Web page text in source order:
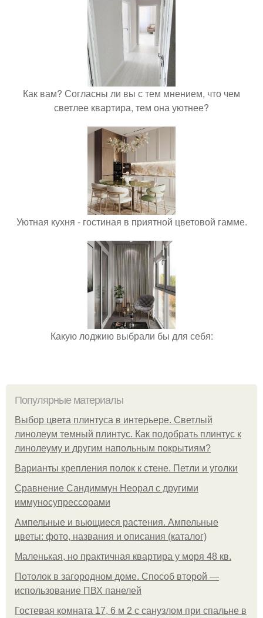
Как вам? Согласны ли вы с тем мнением, что чем
светлее квартира, тем она уютнее?
Уютная кухня - гостиная в приятной цветовой гамме.
Какую лоджию выбрали бы для себя:
Популярные материалы
Выбор цвета плинтуса в интерьере. Светлый
линолеум темный плинтус. Как подобрать плинтус к
линолеуму и другим напольным покрытиям?
Варианты крепления полок к стене. Петли и уголки
Сравнение Сандиммун Неорал с другими
иммуносупрессорами
Ампельные и вьющиеся растения. Ампельные
цветы: фото, названия и описания (каталог)
Маленькая, но практичная квартира у моря 48 кв.
Потолок в загородном доме. Способ второй —
использование ПВХ панелей
Гостевая комната 17, 6 м 2 с санузлом при спальне в